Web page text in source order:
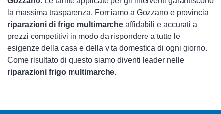
la massima trasparenza. Forniamo a Gozzano e provincia
riparazioni di frigo multimarche affidabili e accurati a
prezzi competitivi in modo da rispondere a tutte le
esigenze della casa e della vita domestica di ogni giorno.
Come risultato di questo siamo diventi leader nelle
riparazioni frigo multimarche.